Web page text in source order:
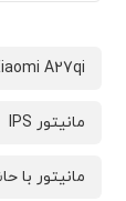
A27qi
مانیتور IPS
مانیتور با